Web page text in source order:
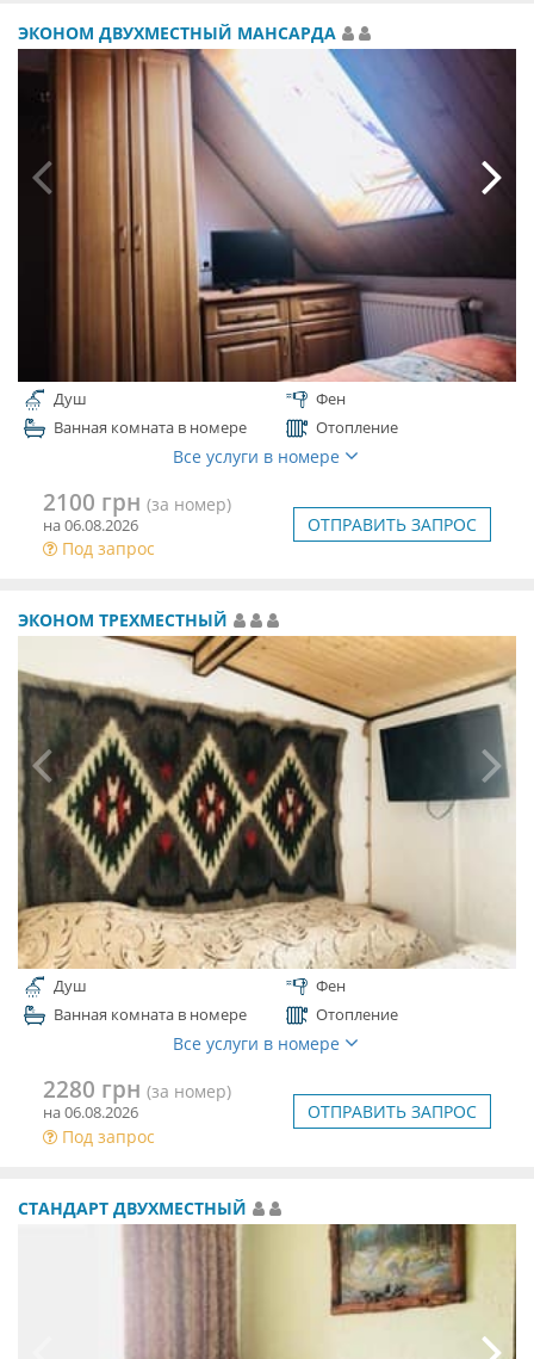
ЭКОНОМ ДВУХМЕСТНЫЙ МАНСАРДА
Душ
Фен
Ванная комната в номере
Отопление
Все услуги в номере
2100 грн (за номер)
на 06.08.2026
Под запрос
ОТПРАВИТЬ ЗАПРОС
ЭКОНОМ ТРЕХМЕСТНЫЙ
Душ
Фен
Ванная комната в номере
Отопление
Все услуги в номере
2280 грн (за номер)
на 06.08.2026
Под запрос
ОТПРАВИТЬ ЗАПРОС
СТАНДАРТ ДВУХМЕСТНЫЙ